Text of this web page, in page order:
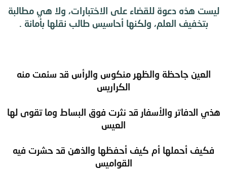
ليست هذه دعوة للقضاء على الاختبارات، ولا هي مطالبة
بتخفيف العلم، ولكنها أحاسيس طالب نقلها بأمانة .
العين جاحظة والظهر منكوس والرأس قد سئمت منه
الكراريس
هذي الدفاتر والأسفار قد نثرت فوق البساط وما تقوى لها
العيس
فكيف أحملها أم كيف أحفظها والذهن قد حشرت فيه
القواميس